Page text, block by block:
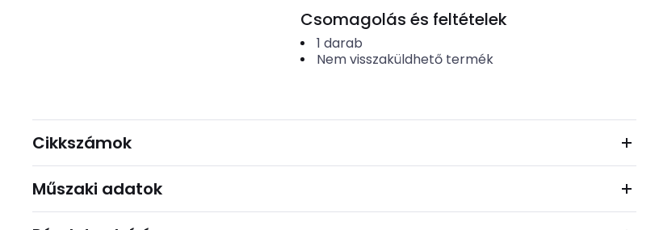
Csomagolás és feltételek
1 darab
Nem visszaküldhető termék
Cikkszámok
Műszaki adatok